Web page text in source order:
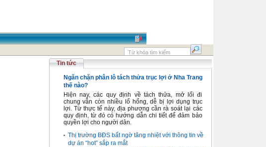
Tin tức
Ngăn chặn phân lô tách thửa trục lợi ở Nha Trang
thế nào?
Hiện nay, các quy định về tách thửa, mở lối đi
chung vẫn còn nhiều lổ hổng, dễ bị lợi dụng trục
lợi. Từ thực tế này, địa phương cần rà soát lại các
quy định, từ đó có hướng dẫn chi tiết để đảm bảo
quyền lợi cho người dân.
Thị trường BĐS bất ngờ tăng nhiệt với thông tin về
dự án “hot” sắp ra mắt